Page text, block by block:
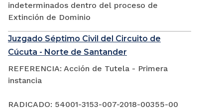
indeterminados dentro del proceso de
Extinción de Dominio
Juzgado Séptimo Civil del Circuito de
Cúcuta - Norte de Santander
REFERENCIA: Acción de Tutela - Primera
instancia
RADICADO: 54001-3153-007-2018-00355-00